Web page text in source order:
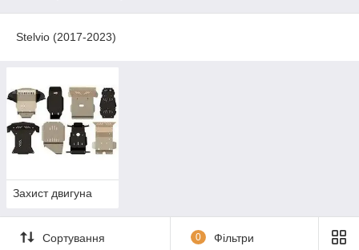
Stelvio (2017-2023)
Захист двигуна
Сортування 0 Фільтри